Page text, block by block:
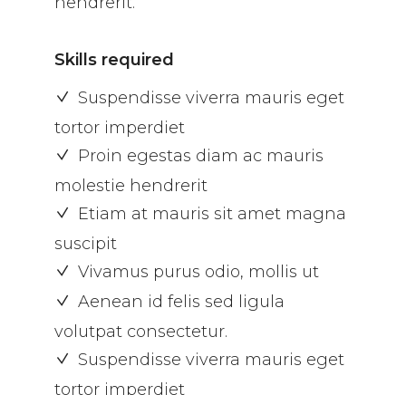
Skills required
Suspendisse viverra mauris eget
tortor imperdiet
Proin egestas diam ac mauris
molestie hendrerit
Etiam at mauris sit amet magna
suscipit
Vivamus purus odio, mollis ut
Aenean id felis sed ligula
volutpat consectetur.
Suspendisse viverra mauris eget
tortor imperdiet